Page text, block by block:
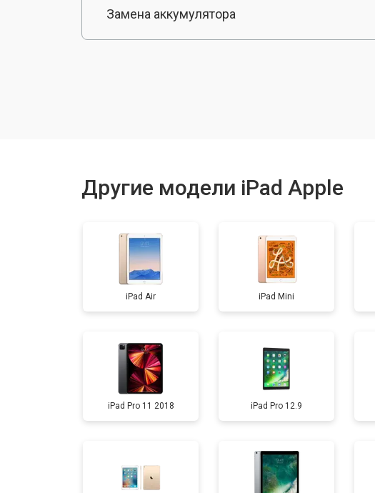
Замена аккумулятора
Ремонт материнской платы
Замена кнопки Home
Другие модели iPad Apple
iPad Air iPad Mini
iPad Pro 11 2018 iPad Pro 12.9